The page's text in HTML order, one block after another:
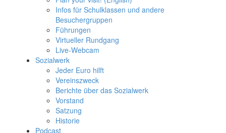
Infos für Schulklassen und andere
Besuchergruppen
Führungen
Virtueller Rundgang
Live-Webcam
Sozialwerk
Jeder Euro hilft
Vereinszweck
Berichte über das Sozialwerk
Vorstand
Satzung
Historie
Podcast